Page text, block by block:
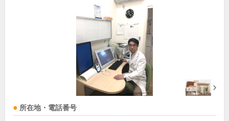
所在地・電話番号